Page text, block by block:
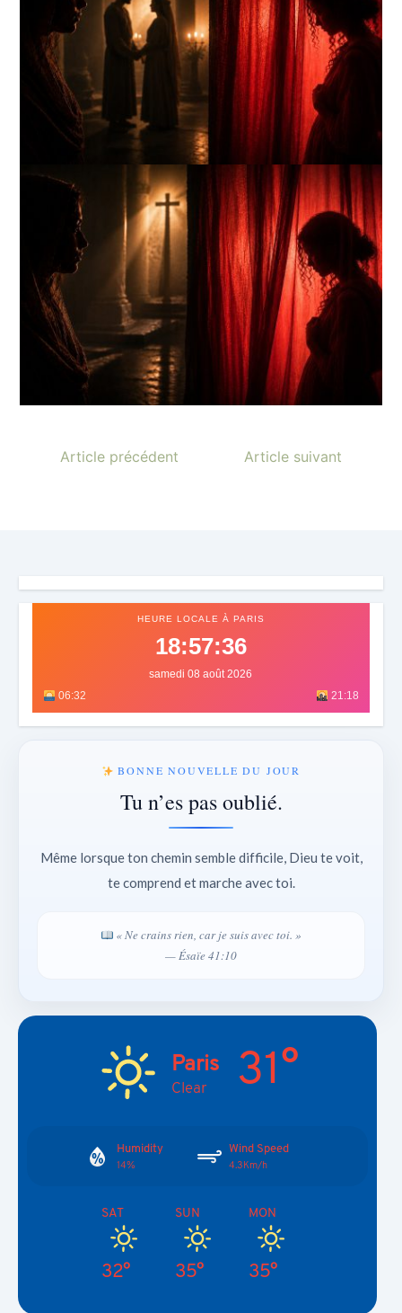
Article précédent Article suivant
HEURE LOCALE À PARIS
18:57:40
samedi 08 août 2026
06:32
21:18
BONNE NOUVELLE DU JOUR
Tu n’es pas oublié.
Même lorsque ton chemin semble difficile, Dieu te voit,
te comprend et marche avec toi.
« Ne crains rien, car je suis avec toi. »
— Ésaïe 41:10
Paris
Clear 31°
Humidity
14%
Wind Speed
4.3Km/h
SAT
32°
SUN
35°
MON
35°